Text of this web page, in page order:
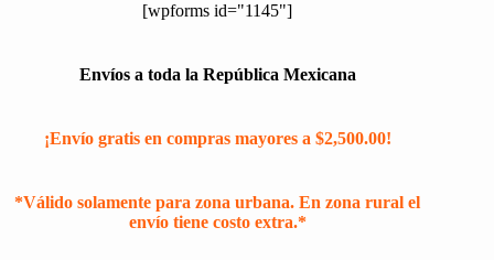
[wpforms id="1145"]
Envíos a toda la República Mexicana
¡Envío gratis en compras mayores a $2,500.00!
*Válido solamente para zona urbana. En zona rural el
envío tiene costo extra.*